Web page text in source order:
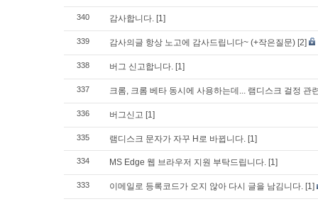
340 감사합니다. [1]
339 감사의글 항상 노고에 감사드립니다~ (+작은질문) [2]
338 버그 신고합니다. [1]
337 크롬, 크롬 베타 동시에 사용하는데... 램디스크 걸정 관
336 버그신고 [1]
335 램디스크 문자가 자꾸 H로 바뀝니다. [1]
334 MS Edge 웹 브라우저 지원 부탁드립니다. [1]
333 이메일로 등록코드가 오지 않아 다시 글을 남김니다. [1]